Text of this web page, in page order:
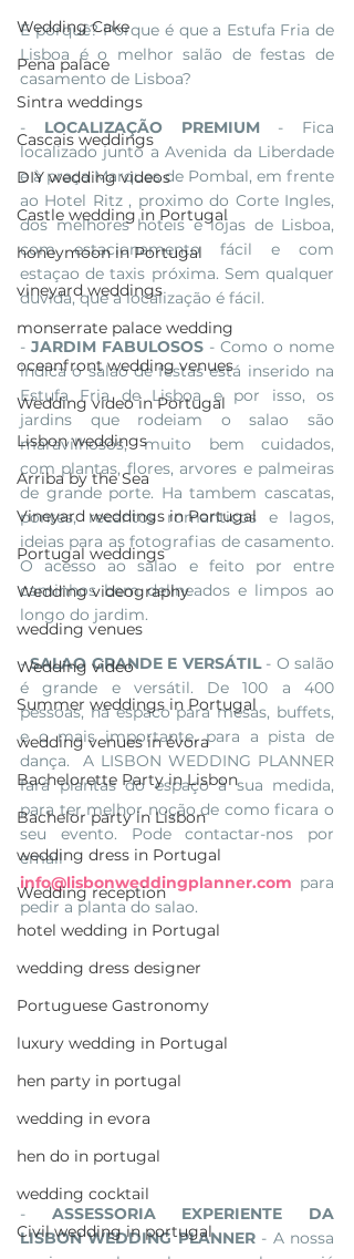
Wedding Cake
Pena palace
Sintra weddings
Cascais weddings
DIY wedding videos
Castle wedding in Portugal
honeymoon in Portugal
vineyard weddings
monserrate palace wedding
oceanfront wedding venues
Wedding video in Portugal
Lisbon weddings
Arriba by the Sea
Vineyard weddings in Portugal
Portugal weddings
Wedding videography
wedding venues
Wedding video
Summer weddings in Portugal
wedding venues in évora
Bachelorette Party in Lisbon
Bachelor party in Lisbon
wedding dress in Portugal
Wedding reception
hotel wedding in Portugal
wedding dress designer
Portuguese Gastronomy
luxury wedding in Portugal
hen party in portugal
wedding in evora
hen do in portugal
wedding cocktail
Civil wedding in portugal
E porquê? Porque é que a Estufa Fria de
Lisboa é o melhor salão de festas de
casamento de Lisboa?
- LOCALIZAÇÃO PREMIUM - Fica
localizado junto a Avenida da Liberdade
e à praça Marques de Pombal, em frente
ao Hotel Ritz , proximo do Corte Ingles,
dos melhores hoteis e lojas de Lisboa,
com estacionamento fácil e com
estaçao de taxis próxima. Sem qualquer
duvida, que a localização é fácil.
- JARDIM FABULOSOS - Como o nome
indica o salao de festas está inserido na
Estufa Fria de Lisboa e por isso, os
jardins que rodeiam o salao são
maravilhosos, muito bem cuidados,
com plantas, flores, arvores e palmeiras
de grande porte. Ha tambem cascatas,
pontes, recantos romanticos e lagos,
ideias para as fotografias de casamento.
O acesso ao salao e feito por entre
caminhos bem delineados e limpos ao
longo do jardim.
- SALAO GRANDE E VERSÁTIL - O salão
é grande e versátil. De 100 a 400
pessoas, há espaco para mesas, buffets,
e o mais importante, para a pista de
dança.  A LISBON WEDDING PLANNER
fará plantas do espaço à sua medida,
para ter melhor noção de como ficara o
seu evento. Pode contactar-nos por
email
info@lisbonweddingplanner.com para
pedir a planta do salao.
- ASSESSORIA EXPERIENTE DA
LISBON WEDDING PLANNER - A nossa